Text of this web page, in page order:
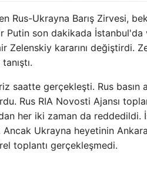
Rus-Ukrayna Barış Zirvesi,
Putin son dakikada
Zelenskiy kararını değiştirdi.
gerçekleşti. Rus basın
Rus RIA Novosti Ajansı
her iki zaman da
Ukrayna heyetinin
toplantı gerçekleşmedi.